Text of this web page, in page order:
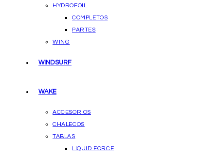
HYDROFOIL
COMPLETOS
PARTES
WING
WINDSURF
WAKE
ACCESORIOS
CHALECOS
TABLAS
LIQUID FORCE